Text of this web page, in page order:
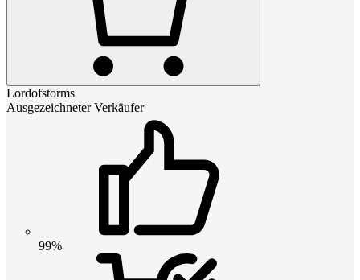
Lordofstorms
Ausgezeichneter Verkäufer
99%